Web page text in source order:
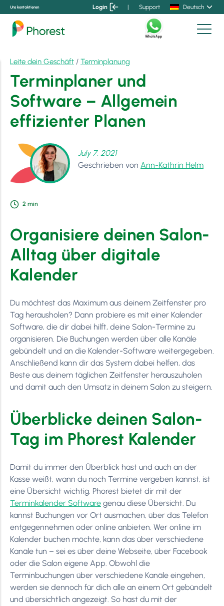
Uns kontaktieren Login | Support Deutsch
Leite dein Geschäft / Terminplanung
Terminplaner und
Software – Allgemein
effizienter Planen
July 7, 2021
Geschrieben von Ann-Kathrin Helm
2 min
Organisiere deinen Salon-
Alltag über digitale
Kalender
Du möchtest das Maximum aus deinem Zeitfenster pro
Tag herausholen? Dann probiere es mit einer Kalender
Software, die dir dabei hilft, deine Salon-Termine zu
organisieren. Die Buchungen werden über alle Kanäle
gebündelt und an die Kalender-Software weitergegeben.
Anschließend kann dir das System dabei helfen, das
Beste aus deinem täglichen Zeitfenster herauszuholen
und damit auch den Umsatz in deinem Salon zu steigern.
Überblicke deinen Salon-
Tag im Phorest Kalender
Damit du immer den Überblick hast und auch an der
Kasse weißt, wann du noch Termine vergeben kannst, ist
eine Übersicht wichtig. Phorest bietet dir mit der
Terminkalender Software genau diese Übersicht. Du
kannst Buchungen vor Ort ausmachen, über das Telefon
entgegennehmen oder online anbieten. Wer online im
Kalender buchen möchte, kann das über verschiedene
Kanäle tun – sei es über deine Webseite, über Facebook
oder die Salon eigene App. Obwohl die
Terminbuchungen über verschiedene Kanäle eingehen,
werden sie dennoch für dich alle an einem Ort gebündelt
und übersichtlich angezeigt. So hast du mit der